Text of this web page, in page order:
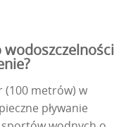
wodoszczelności
(100 metrów) w
pływanie